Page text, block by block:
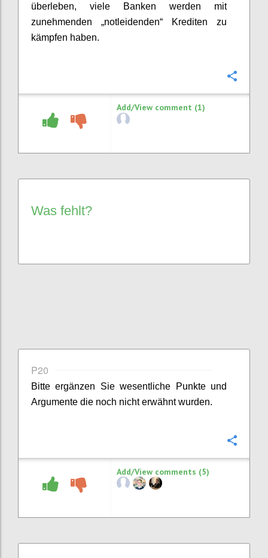
überleben, viele Banken werden mit
zunehmenden „notleidenden“ Krediten zu
kämpfen haben.
Add/View comment (1)
Was fehlt?
P20
Bitte ergänzen Siewesentliche Punkte und
Argumente die noch nicht erwähnt wurden.
Add/View comments (5)